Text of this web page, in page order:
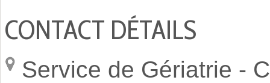
CONTACT DÉTAILS
Service de Gériatrie -